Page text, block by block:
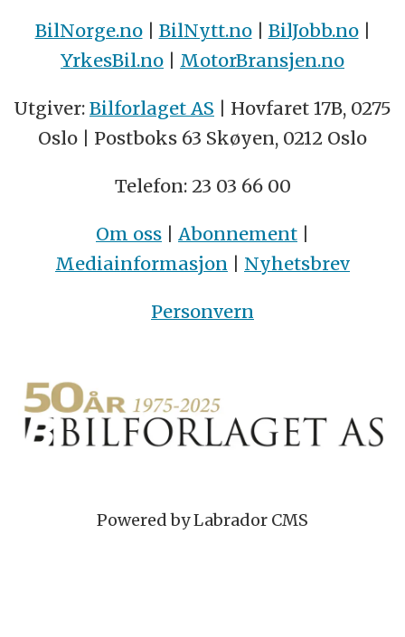
BilNorge.no| BilNytt.no| BilJobb.no|
YrkesBil.no | MotorBransjen.no
Utgiver: Bilforlaget AS | Hovfaret 17B, 0275
Oslo | Postboks 63 Skøyen, 0212 Oslo
Telefon: 23 03 66 00
Om oss | Abonnement |
Mediainformasjon | Nyhetsbrev
Personvern
Powered by Labrador CMS